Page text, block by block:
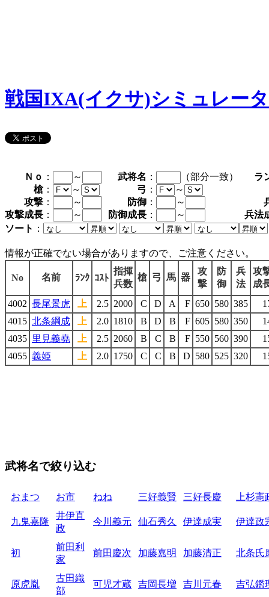
戦国IXA(イクサ)シミュレー
Ｎｏ ： ～ 武将名 ： （部分一致）
ラ
槍 ： ～ 弓 ：
～
攻撃 ： ～ 防御 ： ～
攻撃成長 ： ～ 防御成長 ： ～
兵法
ソート ：
情報が正確でない場合がありますので、ご注意ください。
No 名前 ﾗﾝｸ ｺｽﾄ
指揮
兵数
槍 弓 馬 器
攻
撃
防
御
兵
法
攻
成
4002 長尾景虎 上 2.5 2000 C D A F 650 580 385
4015 北条綱成 上 2.0 1810 B D B F 605 580 350
4035 里見義堯 上 2.5 2060 B C B F 550 560 390
4055 義姫 上 2.0 1750 C C B D 580 525 320
武将名で絞り込む
おまつ お市 ねね 三好義賢 三好長慶 上杉憲
九鬼嘉隆
井伊直
政
今川義元 仙石秀久 伊達成実 伊達政
初
前田利
家
前田慶次 加藤嘉明 加藤清正 北条氏
原虎胤
古田織
部
可児才蔵 吉岡長増 吉川元春 吉弘鑑